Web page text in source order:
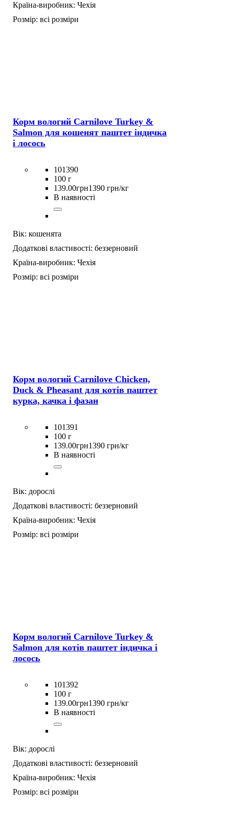
Країна-виробник: Чехія
Розмір: всі розміри
Корм вологий Carnilove Turkey &
Salmon для кошенят паштет індичка
і лосось
101390
100 г
139.00грн1390 грн/кг
В наявності
Вік: кошенята
Додаткові властивості: беззерновий
Країна-виробник: Чехія
Розмір: всі розміри
Корм вологий Carnilove Chicken,
Duck & Pheasant для котів паштет
курка, качка і фазан
101391
100 г
139.00грн1390 грн/кг
В наявності
Вік: дорослі
Додаткові властивості: беззерновий
Країна-виробник: Чехія
Розмір: всі розміри
Корм вологий Carnilove Turkey &
Salmon для котів паштет індичка і
лосось
101392
100 г
139.00грн1390 грн/кг
В наявності
Вік: дорослі
Додаткові властивості: беззерновий
Країна-виробник: Чехія
Розмір: всі розміри